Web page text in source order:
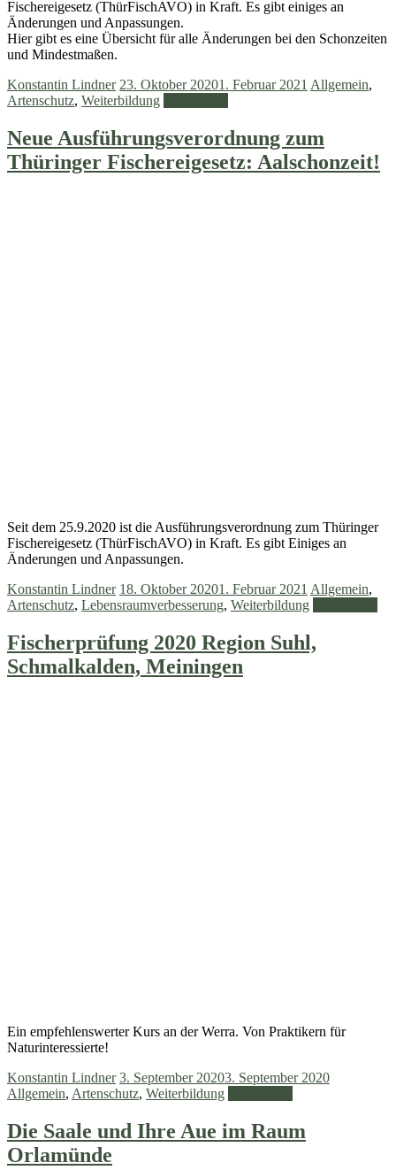
Fischereigesetz (ThürFischAVO) in Kraft. Es gibt einiges an
Änderungen und Anpassungen.
Hier gibt es eine Übersicht für alle Änderungen bei den Schonzeiten
und Mindestmaßen.
Konstantin Lindner 23. Oktober 20201. Februar 2021 Allgemein,
Artenschutz, Weiterbildung
Neue Ausführungsverordnung zum
Thüringer Fischereigesetz: Aalschonzeit!
Seit dem 25.9.2020 ist die Ausführungsverordnung zum Thüringer
Fischereigesetz (ThürFischAVO) in Kraft. Es gibt Einiges an
Änderungen und Anpassungen.
Konstantin Lindner 18. Oktober 20201. Februar 2021 Allgemein,
Artenschutz, Lebensraumverbesserung, Weiterbildung
Fischerprüfung 2020 Region Suhl,
Schmalkalden, Meiningen
Ein empfehlenswerter Kurs an der Werra. Von Praktikern für
Naturinteressierte!
Konstantin Lindner 3. September 20203. September 2020
Allgemein, Artenschutz, Weiterbildung
Die Saale und Ihre Aue im Raum
Orlamünde